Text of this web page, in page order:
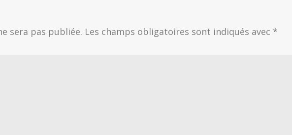
sera pas publiée. Les champs obligatoires sont indiqués avec *